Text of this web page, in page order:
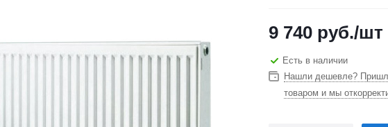
9 740 руб./шт
Есть в наличии
Нашли дешевле?
товаром и мы